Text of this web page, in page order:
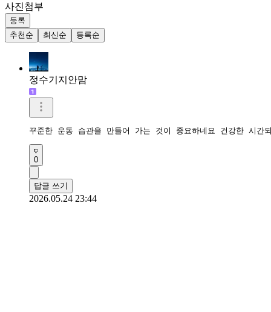
사진첨부
등록
추천순
최신순 등록순
정수기지안맘
꾸준한 운동 습관을 만들어 가는 것이 중요하네요 건강한 시간
0
답글 쓰기
2026.05.24 23:44